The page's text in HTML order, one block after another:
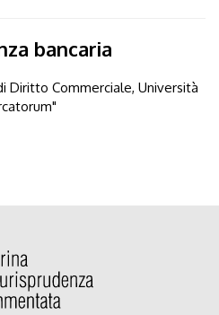
bancaria
Diritto Commerciale, Università